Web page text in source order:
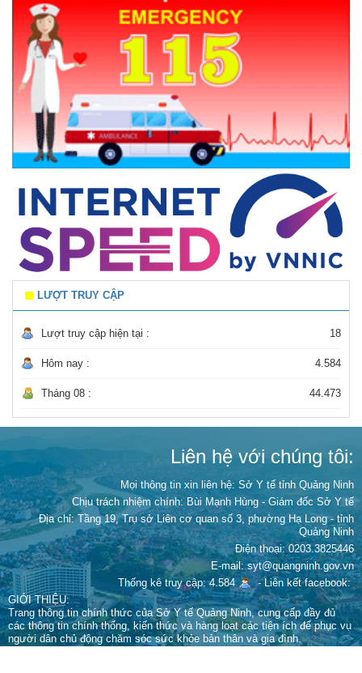
LƯỢT TRUY CẬP
Lượt truy cập hiện tại : 18
Hôm nay : 4.584
Tháng 08 : 44.473
Liên hệ với chúng tôi:
Mọi thông tin xin liên hệ: Sở Y tế tỉnh Quảng Ninh
Chịu trách nhiệm chính: Bùi Mạnh Hùng - Giám đốc Sở Y tế
Địa chỉ: Tầng 19, Trụ sở Liên cơ quan số 3, phường Hạ Long - tỉnh
Quảng Ninh
Điện thoại: 0203.3825446
E-mail: syt@quangninh.gov.vn
Thống kê truy cập: 4.584
-Liên kết facebook:
GIỚI THIỆU:
Trang thông tin chính thức của Sở Y tế Quảng Ninh, cung cấp đầy đủ
các thông tin chính thống, kiến thức và hàng loạt các tiện ích để phục vụ
người dân chủ động chăm sóc sức khỏe bản thân và gia đình.